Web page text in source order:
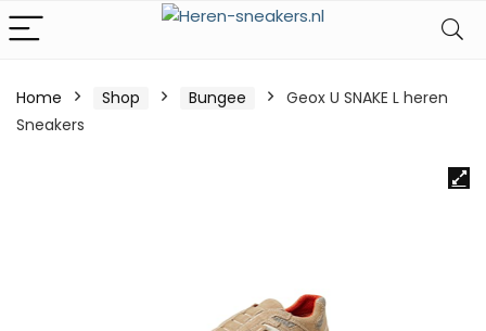
Home Shop Bungee
Geox U SNAKE L heren
Sneakers